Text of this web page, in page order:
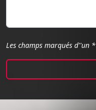
Les champs marqués d''un